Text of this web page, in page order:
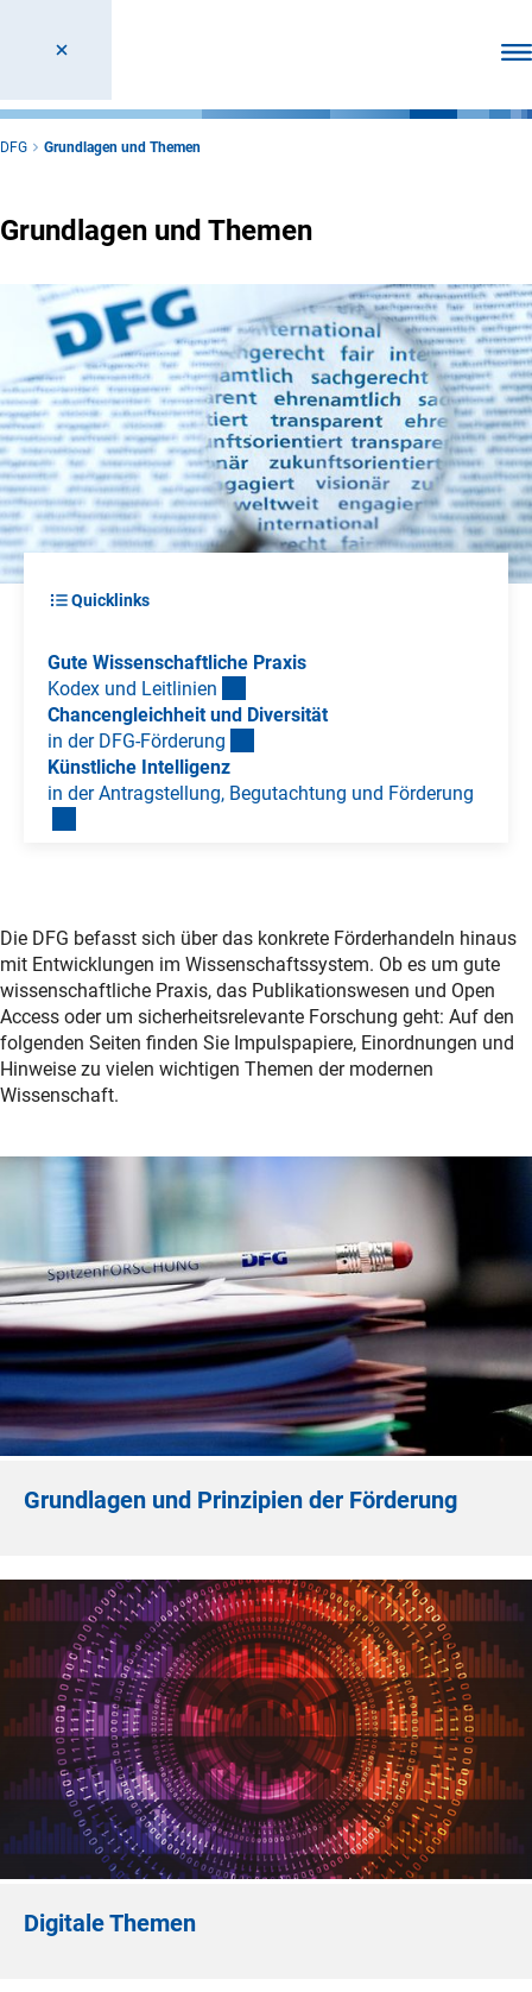
DFG Grundlagen und Themen
Grundlagen und Themen
Quicklinks
Gute Wissenschaftliche Praxis
Kodex und Leitlinien
Chancengleichheit und Diversität
in der DFG-Förderung
Künstliche Intelligenz
in der Antragstellung, Begutachtung und Förderung
Grundlagen und Themen
Die DFG befasst sich über das konkrete Förderhandeln hinaus
mit Entwicklungen im Wissenschaftssystem. Ob es um gute
wissenschaftliche Praxis, das Publikationswesen und Open
Access oder um sicherheitsrelevante Forschung geht: Auf den
folgenden Seiten finden Sie Impulspapiere, Einordnungen und
Hinweise zu vielen wichtigen Themen der modernen
Wissenschaft.
Grundlagen und Prinzipien der Förderung
Digitale Themen